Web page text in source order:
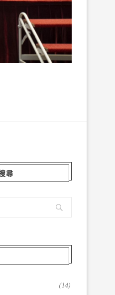
尋
(14)